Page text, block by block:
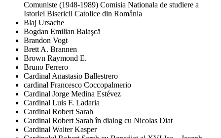
Comuniste (1948-1989) Comisia Nationala de studiere a
Istoriei Bisericii Catolice din România
Blaj Ursache
Bogdan Emilian Balaşcă
Brandon Vogt
Brett A. Brannen
Brown Raymond E.
Bruno Ferrero
Cardinal Anastasio Ballestrero
cardinal Francesco Coccopalmerio
Cardinal Jorge Medina Estévez
Cardinal Luis F. Ladaria
Cardinal Robert Sarah
Cardinal Robert Sarah în dialog cu Nicolas Diat
Cardinal Walter Kasper